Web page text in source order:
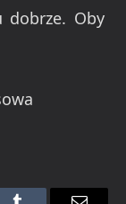
dobrze. Oby